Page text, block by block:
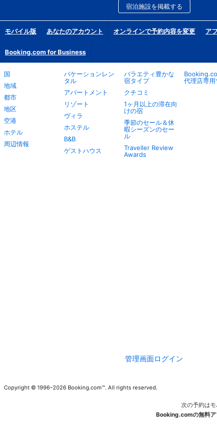
宿泊施設を掲載する
モバイル版 あなたのアカウント オンラインで予約内容を変更 ア
Booking.com for Business
国
地域
都市
地区
空港
ホテル
周辺情報
バケーションレン
タル
アパートメント
リゾート
ヴィラ
ホステル
B&B
ゲストハウス
バラエティ豊かな
宿タイプ
クチコミ
1ヶ月以上の滞在向
けの宿
季節のセール＆休
暇シーズンのセー
ル
Traveller Review
Awards
代理店専
管理画面ログイン
Copyright © 1996–2026 Booking.com™. All rights reserved.
次の予約は
Booking.comの無料ア